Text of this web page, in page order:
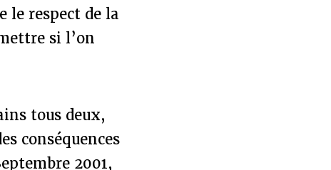
le respect de la
si l’on
tous deux,
conséquences
2001,